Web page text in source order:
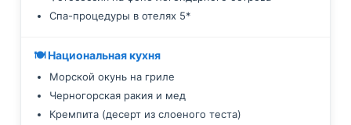
Спа-процедуры в отелях 5*
🍽️ Национальная кухня
Морской окунь на гриле
Черногорская ракия и мед
Кремпита (десерт из слоеного теста)